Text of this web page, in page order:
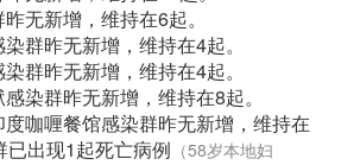
无新增，维持在6起。
群昨无新增，维持在4起。
群昨无新增，维持在4起。
染群昨无新增，维持在8起。
度咖喱餐馆感染群昨无新增，维持在
已出现1起死亡病例 （58岁本地妇